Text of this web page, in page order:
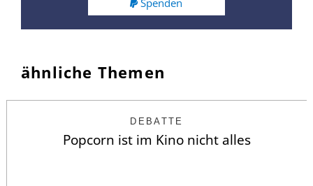
Spenden
ähnliche Themen
DEBATTE
Popcorn ist im Kino nicht alles